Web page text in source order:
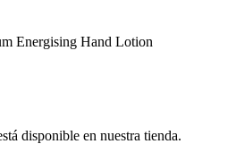
Energising Hand Lotion
disponible en nuestra tienda.